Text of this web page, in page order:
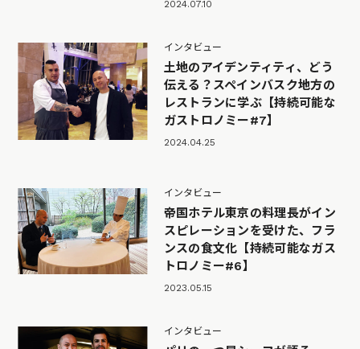
2024.07.10
インタビュー
土地のアイデンティティ、どう
伝える？スペインバスク地方の
レストランに学ぶ【持続可能な
ガストロノミー#7】
2024.04.25
インタビュー
帝国ホテル東京の料理長がイン
スピレーションを受けた、フラ
ンスの食文化【持続可能なガス
トロノミー#6】
2023.05.15
インタビュー